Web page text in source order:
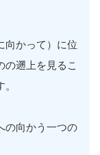
向かって）に位
の遡上を見るこ
の向かう一つの